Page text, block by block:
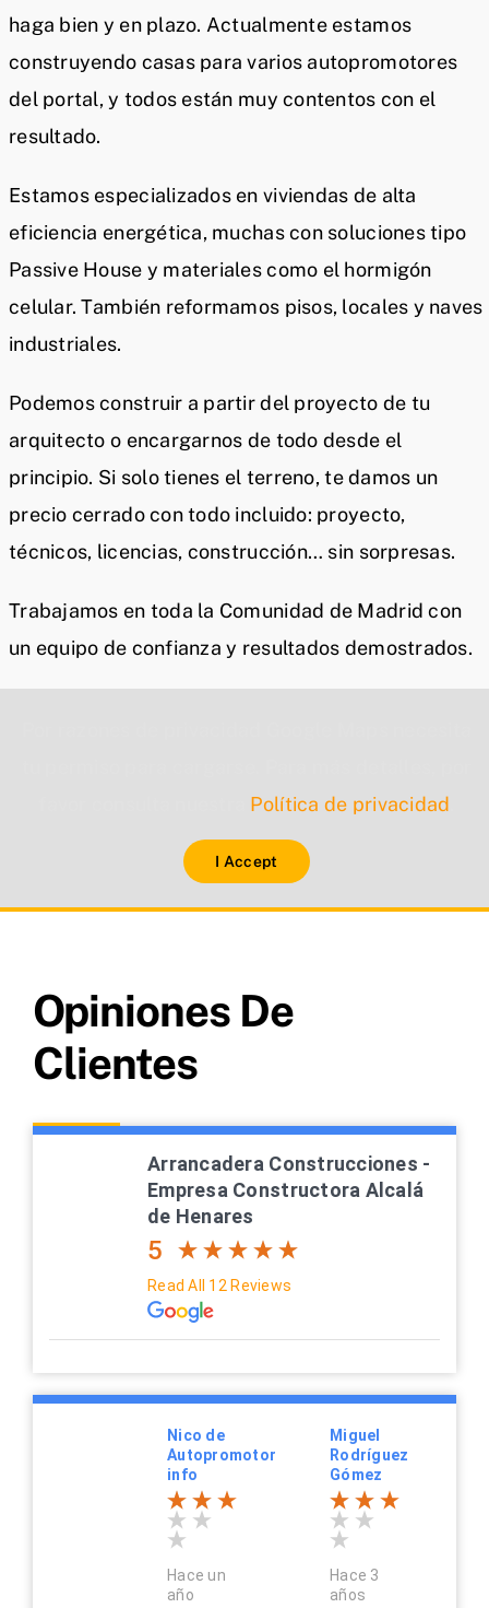
haga bien y en plazo. Actualmente estamos
construyendo casas para varios autopromotores
del portal, y todos están muy contentos con el
resultado.
Estamos especializados en viviendas de alta
eficiencia energética, muchas con soluciones tipo
Passive House y materiales como el hormigón
celular. También reformamos pisos, locales y naves
industriales.
Podemos construir a partir del proyecto de tu
arquitecto o encargarnos de todo desde el
principio. Si solo tienes el terreno, te damos un
precio cerrado con todo incluido: proyecto,
técnicos, licencias, construcción… sin sorpresas.
Trabajamos en toda la Comunidad de Madrid con
un equipo de confianza y resultados demostrados.
Política de privacidad
I Accept
Opiniones De
Clientes
Arrancadera Construcciones -
Empresa Constructora Alcalá
de Henares
5
Read All 12 Reviews
Nico de
Autopromotor
info
Hace un
año
Miguel
Rodríguez
Gómez
Hace 3
años